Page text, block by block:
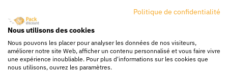
Commande rapide
Livraison
Politique de confidentialité
Nous utilisons des cookies
Nous pouvons les placer pour analyser les données de nos visiteurs,
améliorer notre site Web, afficher un contenu personnalisé et vous faire vivre
une expérience inoubliable. Pour plus d'informations sur les cookies que
nous utilisons, ouvrez les paramètres.